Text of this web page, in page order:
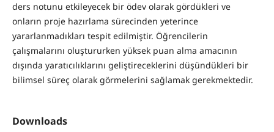
ders notunu etkileyecek bir ödev olarak gördükleri ve
onların proje hazırlama sürecinden yeterince
yararlanmadıkları tespit edilmiştir. Öğrencilerin
çalışmalarını oluştururken yüksek puan alma amacının
dışında yaratıcılıklarını geliştireceklerini düşündükleri bir
bilimsel süreç olarak görmelerini sağlamak gerekmektedir.
Downloads